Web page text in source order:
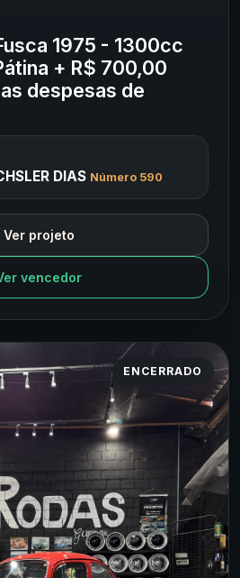
1975 - 1300cc
+ R$ 700,00
despesas de
DIAS Número 590
Ver projeto
vencedor
ENCERRADO